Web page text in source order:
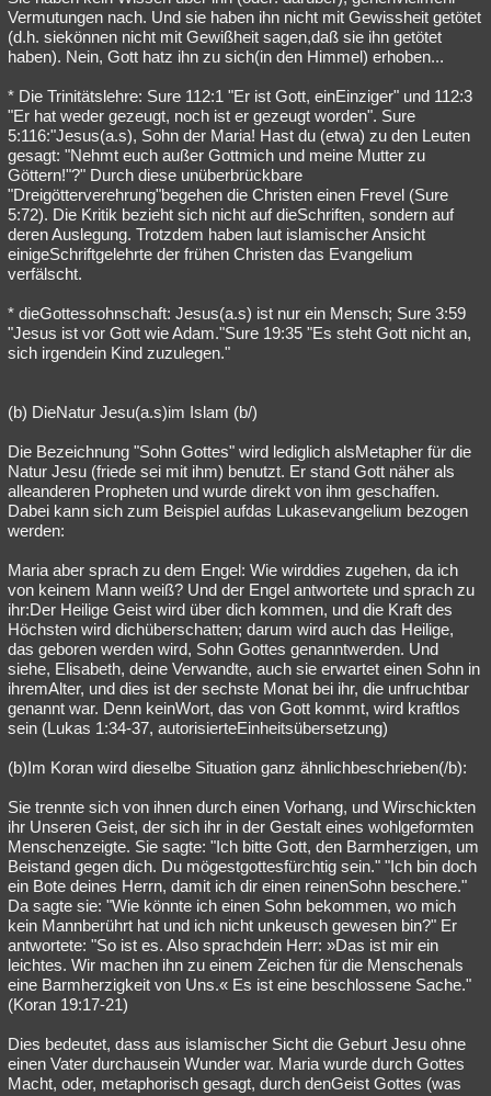
Vermutungen nach. Und sie haben ihn nicht mit Gewissheit getötet
(d.h. siekönnen nicht mit Gewißheit sagen,daß sie ihn getötet
haben). Nein, Gott hatz ihn zu sich(in den Himmel) erhoben...
* Die Trinitätslehre: Sure 112:1 "Er ist Gott, einEinziger" und 112:3
"Er hat weder gezeugt, noch ist er gezeugt worden". Sure
5:116:"Jesus(a.s), Sohn der Maria! Hast du (etwa) zu den Leuten
gesagt: "Nehmt euch außer Gottmich und meine Mutter zu
Göttern!"?" Durch diese unüberbrückbare
"Dreigötterverehrung"begehen die Christen einen Frevel (Sure
5:72). Die Kritik bezieht sich nicht auf dieSchriften, sondern auf
deren Auslegung. Trotzdem haben laut islamischer Ansicht
einigeSchriftgelehrte der frühen Christen das Evangelium
verfälscht.
* dieGottessohnschaft: Jesus(a.s) ist nur ein Mensch; Sure 3:59
"Jesus ist vor Gott wie Adam."Sure 19:35 "Es steht Gott nicht an,
sich irgendein Kind zuzulegen."
(b) DieNatur Jesu(a.s)im Islam (b/)
Die Bezeichnung "Sohn Gottes" wird lediglich alsMetapher für die
Natur Jesu (friede sei mit ihm) benutzt. Er stand Gott näher als
alleanderen Propheten und wurde direkt von ihm geschaffen.
Dabei kann sich zum Beispiel aufdas Lukasevangelium bezogen
werden:
Maria aber sprach zu dem Engel: Wie wirddies zugehen, da ich
von keinem Mann weiß? Und der Engel antwortete und sprach zu
ihr:Der Heilige Geist wird über dich kommen, und die Kraft des
Höchsten wird dichüberschatten; darum wird auch das Heilige,
das geboren werden wird, Sohn Gottes genanntwerden. Und
siehe, Elisabeth, deine Verwandte, auch sie erwartet einen Sohn in
ihremAlter, und dies ist der sechste Monat bei ihr, die unfruchtbar
genannt war. Denn keinWort, das von Gott kommt, wird kraftlos
sein (Lukas 1:34-37, autorisierteEinheitsübersetzung)
(b)Im Koran wird dieselbe Situation ganz ähnlichbeschrieben(/b):
Sie trennte sich von ihnen durch einen Vorhang, und Wirschickten
ihr Unseren Geist, der sich ihr in der Gestalt eines wohlgeformten
Menschenzeigte. Sie sagte: "Ich bitte Gott, den Barmherzigen, um
Beistand gegen dich. Du mögestgottesfürchtig sein." "Ich bin doch
ein Bote deines Herrn, damit ich dir einen reinenSohn beschere."
Da sagte sie: "Wie könnte ich einen Sohn bekommen, wo mich
kein Mannberührt hat und ich nicht unkeusch gewesen bin?" Er
antwortete: "So ist es. Also sprachdein Herr: »Das ist mir ein
leichtes. Wir machen ihn zu einem Zeichen für die Menschenals
eine Barmherzigkeit von Uns.« Es ist eine beschlossene Sache."
(Koran 19:17-21)
Dies bedeutet, dass aus islamischer Sicht die Geburt Jesu ohne
einen Vater durchausein Wunder war. Maria wurde durch Gottes
Macht, oder, metaphorisch gesagt, durch denGeist Gottes (was